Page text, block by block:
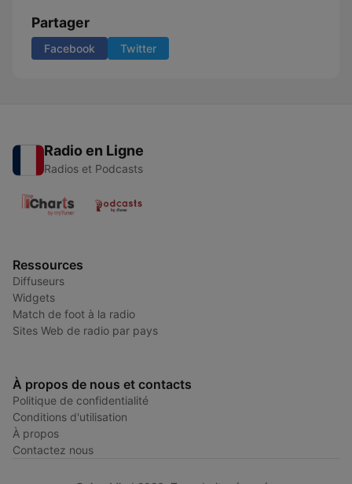
Partager
Facebook Twitter
Radio en Ligne
Radios et Podcasts
Ressources
Diffuseurs
Widgets
Match de foot à la radio
Sites Web de radio par pays
À propos de nous et contacts
Politique de confidentialité
Conditions d'utilisation
À propos
Contactez nous